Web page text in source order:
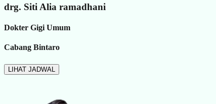
drg. Siti Alia ramadhani
Dokter Gigi Umum
Cabang Bintaro
LIHAT JADWAL